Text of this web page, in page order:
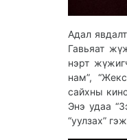
Адал
Гавьяат
нэрт
нам”,
сайхны
Энэ удаа
“уулзах”